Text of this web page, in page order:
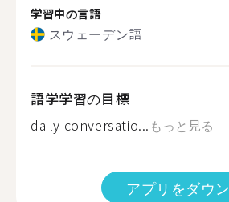
学習中の言語
スウェーデン語
語学学習の目標
daily conversatio... もっと見る
アプリをダウ